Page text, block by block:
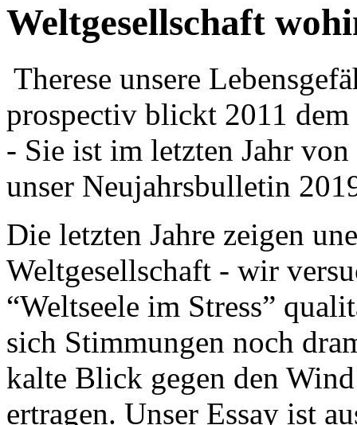
Weltgesellschaft
Therese unsere
prospectiv blickt 2011
- Sie ist im letzten Jahr
unser Neujahrsbulletin
Die letzten Jahre zeigen
Weltgesellschaft - wir
“Weltseele im Stress”
sich Stimmungen noch
kalte Blick gegen den
ertragen. Unser Essay ist